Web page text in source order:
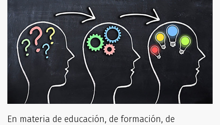
En materia de educación, de formación, de